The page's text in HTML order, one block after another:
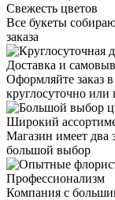
Свежесть цветов
Все букеты
заказа
Доставка и
Оформляйте заказ
круглосуточно или
Широкий
Магазин имеет два
большой выбор
Профессионализм
Компания с